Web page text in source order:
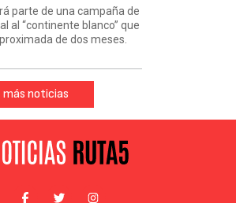
parte de una campaña de
al “continente blanco” que
de dos meses.
noticias